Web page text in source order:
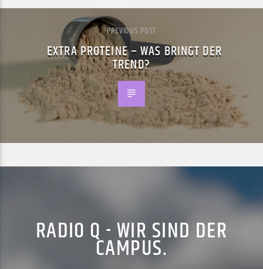
PREVIOUS POST
EXTRA PROTEINE – WAS BRINGT DER
TREND?
RADIO Q - WIR SIND DER
CAMPUS.